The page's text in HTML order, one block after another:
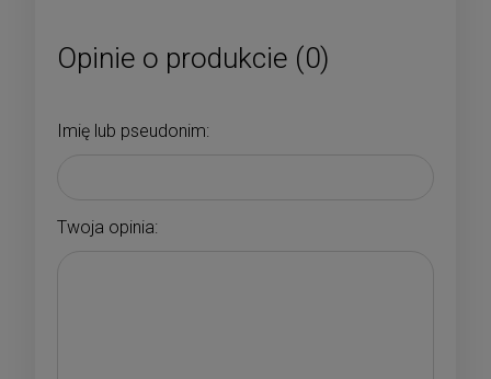
Opinie o produkcie (0)
Imię lub pseudonim:
Twoja opinia: